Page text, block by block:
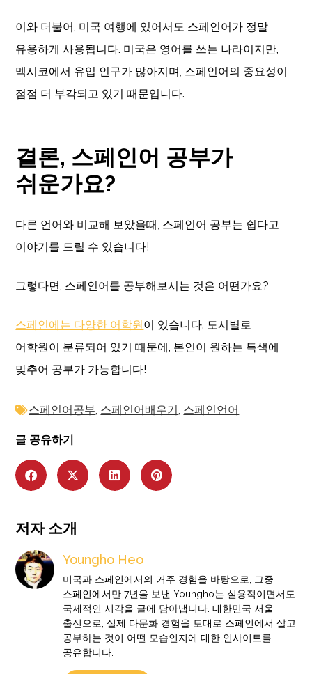
이와 더불어, 미국 여행에 있어서도 스페인어가 정말
유용하게 사용됩니다. 미국은 영어를 쓰는 나라이지만,
멕시코에서 유입 인구가 많아지며, 스페인어의 중요성이
점점 더 부각되고 있기 때문입니다.
결론, 스페인어 공부가
쉬운가요?
다른 언어와 비교해 보았을때, 스페인어 공부는 쉽다고
이야기를 드릴 수 있습니다!
그렇다면, 스페인어를 공부해보시는 것은 어떤가요?
스페인에는 다양한 어학원이 있습니다. 도시별로
어학원이 분류되어 있기 때문에, 본인이 원하는 특색에
맞추어 공부가 가능합니다!
스페인어공부, 스페인어배우기, 스페인언어
글 공유하기
저자 소개
Youngho Heo
미국과 스페인에서의 거주 경험을 바탕으로, 그중
스페인에서만 7년을 보낸 Youngho는 실용적이면서도
국제적인 시각을 글에 담아냅니다. 대한민국 서울
출신으로, 실제 다문화 경험을 토대로 스페인에서 살고
공부하는 것이 어떤 모습인지에 대한 인사이트를
공유합니다.